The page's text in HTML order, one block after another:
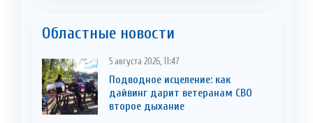
Областные новости
5 августа 2026, 11:47
Подводное исцеление: как
дайвинг дарит ветеранам СВО
второе дыхание